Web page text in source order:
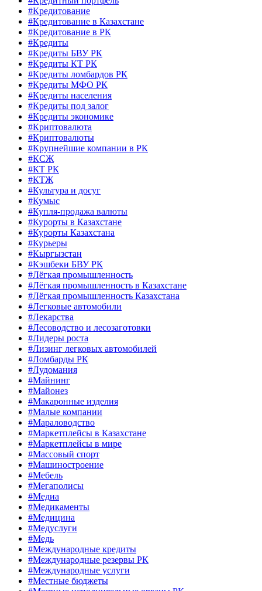
#Кредитование
#Кредитование в Казахстане
#Кредитование в РК
#Кредиты
#Кредиты БВУ РК
#Кредиты КТ РК
#Кредиты ломбардов РК
#Кредиты МФО РК
#Кредиты населения
#Кредиты под залог
#Кредиты экономике
#Криптовалюта
#Криптовалюты
#Крупнейшие компании в РК
#КСЖ
#КТ РК
#КТЖ
#Культура и досуг
#Кумыс
#Купля-продажа валюты
#Курорты в Казахстане
#Курорты Казахстана
#Курьеры
#Кыргызстан
#Кэшбеки БВУ РК
#Лёгкая промышленность
#Лёгкая промышленность в Казахстане
#Лёгкая промышленность Казахстана
#Легковые автомобили
#Лекарства
#Лесоводство и лесозаготовки
#Лидеры роста
#Лизинг легковых автомобилей
#Ломбарды РК
#Лудомания
#Майнинг
#Майонез
#Макаронные изделия
#Малые компании
#Мараловодство
#Маркетплейсы в Казахстане
#Маркетплейсы в мире
#Массовый спорт
#Машиностроение
#Мебель
#Мегаполисы
#Медиа
#Медикаменты
#Медицина
#Медуслуги
#Медь
#Международные кредиты
#Международные резервы РК
#Международные услуги
#Местные бюджеты